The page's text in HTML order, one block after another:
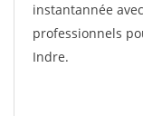
instantannée
professionnels
Indre.